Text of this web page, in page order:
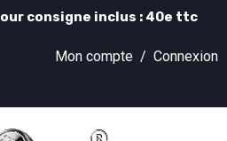
consigne inclus : 40e ttc
Mon compte / Connexion